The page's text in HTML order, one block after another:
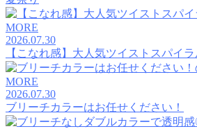
MORE
2026.07.30
【こなれ感】大人気ツイストスパイ
MORE
2026.07.30
ブリーチカラーはお任せください！